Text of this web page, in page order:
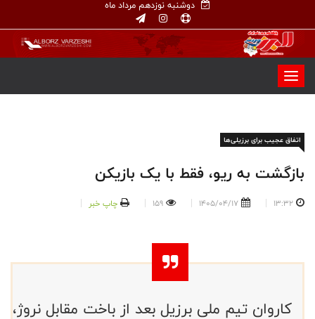
دوشنبه نوزدهم مرداد ماه
اتفاق عجیب برای برزیلی‌ها
بازگشت به ریو، فقط با یک بازیکن
13:32
1405/04/17
159 چاپ خبر
کاروان تیم ملی برزیل بعد از باخت مقابل نروژ،